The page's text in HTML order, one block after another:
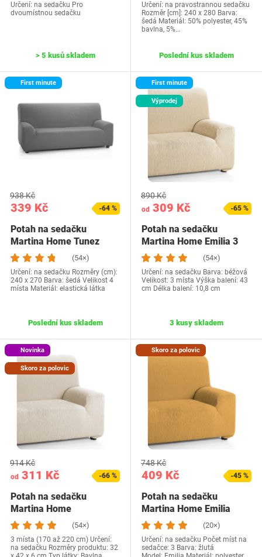
Určení: na sedačku Pro
dvoumístnou sedačku
> 5 kusů skladem
Určení: na pravostrannou sedačku
Rozměr [cm]: 240 x 280 Barva:
šedá Materiál: 50% polyester, 45%
bavlna, 5%…
Poslední kus skladem
First minute
339 Kč
938 Kč
-64 %
Potah na sedačku
Martina Home Tunez
šedý
(54×)
Určení: na sedačku Rozměry (cm):
240 x 270 Barva: šedá Velikost 4
místa Materiál: elastická látka
Poslední kus skladem
First minute
Výprodej
od 309 Kč
890 Kč
-65 %
Potah na sedačku
Martina Home Emilia 3
místa
(54×)
Určení: na sedačku Barva: béžová
Velikost: 3 místa Výška balení: 43
cm Délka balení: 10,8 cm
3 kusy skladem
Novinka
Skoro za polovic
od 311 Kč
914 Kč
-66 %
Potah na sedačku
Martina Home
FSEMI3PMAR
(54×)
3 místa (170 až 220 cm) Určení:
na sedačku Rozměry produktu: 32
Skoro za polovic
409 Kč
748 Kč
-45 %
Potah na sedačku
Martina Home Emilia
žlutý
(20×)
Určení: na sedačku Počet míst na
sedačce: 3 Barva: žlutá